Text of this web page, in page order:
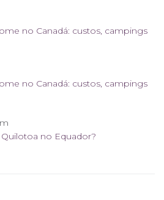
no Canadá: custos, campings
no Canadá: custos, campings
no Equador?